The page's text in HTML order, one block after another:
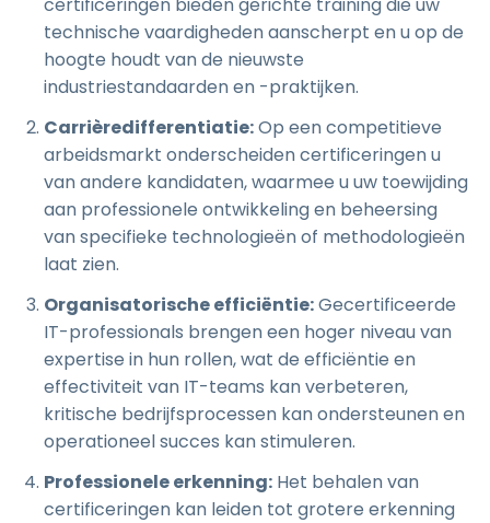
technische vaardigheden aanscherpt en u op de
hoogte houdt van de nieuwste
industriestandaarden en -praktijken.
Carrièredifferentiatie:Op een competitieve
arbeidsmarkt onderscheiden certificeringen u
van andere kandidaten, waarmee u uw toewijding
aan professionele ontwikkeling en beheersing
van specifieke technologieën of methodologieën
laat zien.
Organisatorische efficiëntie:Gecertificeerde
IT-professionals brengen een hoger niveau van
expertise in hun rollen, wat de efficiëntie en
effectiviteit van IT-teams kan verbeteren,
kritische bedrijfsprocessen kan ondersteunen en
operationeel succes kan stimuleren.
Professionele erkenning: Het behalen van
certificeringen kan leiden tot grotere erkenning